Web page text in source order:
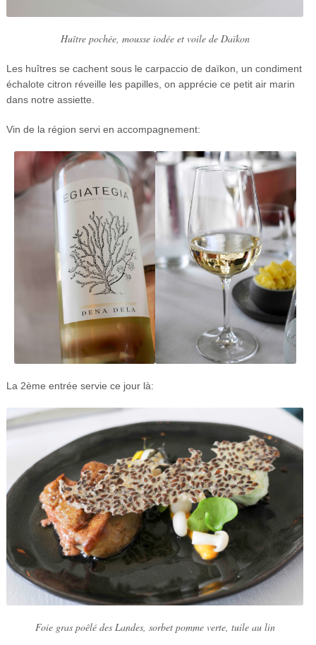
Huître pochée, mousse iodée et voile de Daïkon
Les huîtres se cachent sous le carpaccio de daïkon, un condiment
échalote citron réveille les papilles, on apprécie ce petit air marin
dans notre assiette.
Vin de la région servi en accompagnement:
La 2ème entrée servie ce jour là:
Foie gras poêlé des Landes, sorbet pomme verte, tuile au lin